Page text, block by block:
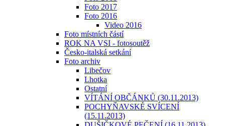
Foto 2017
Foto 2016
Video 2016
Foto místních částí
ROK NA VSI - fotosoutěž
Česko-italská setkání
Foto archiv
Libečov
Lhotka
Ostatní
VÍTÁNÍ OBČÁNKŮ (30.11.2013)
POCHYŇAVSKÉ SVÍCENÍ
(15.11.2013)